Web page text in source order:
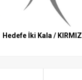
Hedefe İki Kala / KIRMIZI